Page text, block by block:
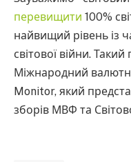
перевищити 100%
найвищий рівень із
світової війни.
Міжнародний
Monitor, який
зборів МВФ та